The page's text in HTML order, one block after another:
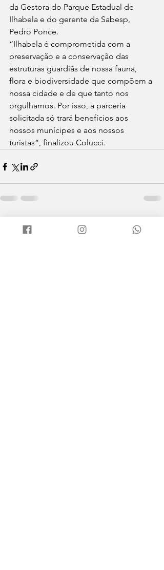
da Gestora do Parque Estadual de
Ilhabela e do gerente da Sabesp,
Pedro Ponce.
“Ilhabela é comprometida com a
preservação e a conservação das
estruturas guardiãs de nossa fauna,
flora e biodiversidade que compõem a
nossa cidade e de que tanto nos
orgulhamos. Por isso, a parceria
solicitada só trará benefícios aos
nossos munícipes e aos nossos
turistas”, finalizou Colucci.
Posts recentes Ver tudo